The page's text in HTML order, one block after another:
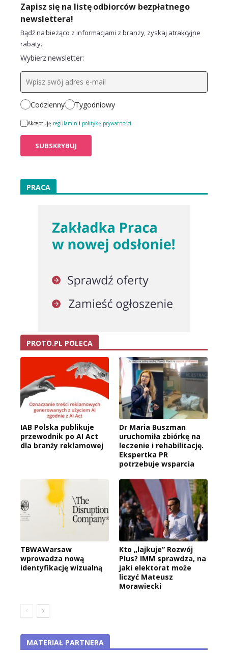
Zapisz się na listę odbiorców bezpłatnego
newslettera!
Bądź na bieżąco z informacjami z branży, zyskaj atrakcyjne
rabaty.
Wybierz newsletter:
Codzienny Tygodniowy
Akceptuję regulamin i politykę prywatności
PRACA
PROTO.PL POLECA
IAB Polska publikuje
przewodnik po AI Act
dla branży reklamowej
Dr Maria Buszman
uruchomiła zbiórkę na
leczenie i rehabilitację.
Ekspertka PR
potrzebuje wsparcia
TBWAWarsaw
wprowadza nową
identyfikację wizualną
Kto „lajkuje” Rozwój
Plus? IMM sprawdza, na
jaki elektorat może
liczyć Mateusz
Morawiecki
MATERIAŁ PARTNERA